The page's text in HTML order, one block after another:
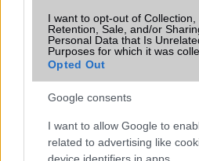
I want to opt-out of Collection,
Retention, Sale, and/or
Personal Data that Is
Purposes for which it was
Opted Out
Google consents
I want to allow Google to
related to advertising like
device identifiers in apps.
SAR
N/A = Nincs adat. Legutóbbi frissítés: